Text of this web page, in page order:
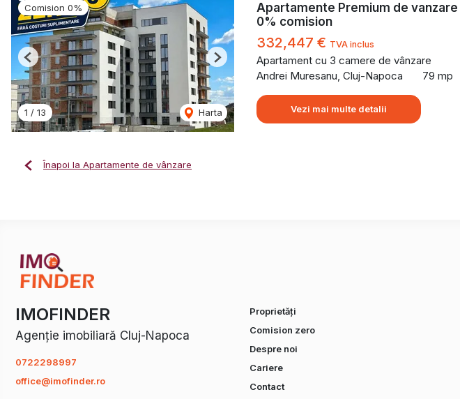
Comision 0%
1 / 13 Harta
Previous Next
Apartamente Premium de
0% comision
332,447 € TVA inclus
Apartament cu 3 camere de vânzare
Andrei Muresanu, Cluj-Napoca
79 mp
Vezi mai multe detalii
Înapoi la Apartamente de vânzare
IMOFINDER
Agenție imobiliară Cluj-Napoca
0722298997
office@imofinder.ro
Proprietăți
Comision zero
Despre noi
Cariere
Contact